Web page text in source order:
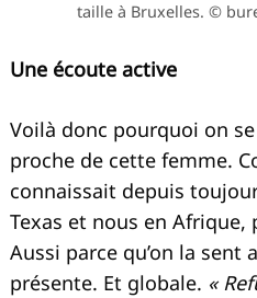
taille à Bruxelles. ©
Une écoute active
Voilà donc pourquoi on
proche de cette femme.
connaissait depuis
Texas et nous en
Aussi parce qu’on la sent
présente. Et globale. «